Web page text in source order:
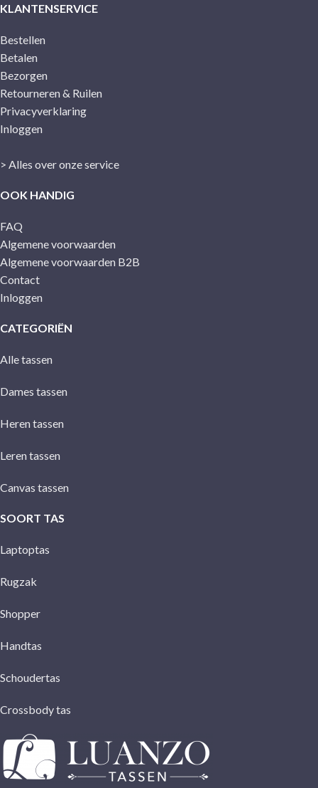
KLANTENSERVICE
Bestellen
Betalen
Bezorgen
Retourneren & Ruilen
Privacyverklaring
Inloggen
> Alles over onze service
OOK HANDIG
FAQ
Algemene voorwaarden
Algemene voorwaarden B2B
Contact
Inloggen
CATEGORIËN
Alle tassen
Dames tassen
Heren tassen
Leren tassen
Canvas tassen
SOORT TAS
Laptoptas
Rugzak
Shopper
Handtas
Schoudertas
Crossbody tas